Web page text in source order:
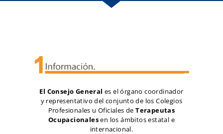
El Consejo General es el órgano coordinador
y representativo del conjunto de los Colegios
Profesionales u Oficiales deTerapeutas
Ocupacionalesen los ámbitos estatal e
internacional.